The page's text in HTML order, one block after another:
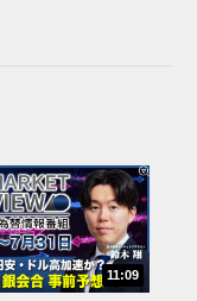
11:09